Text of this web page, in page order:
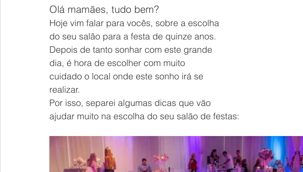
Olá mamães, tudo bem?
Hoje vim falar para vocês, sobre a escolha
do seu salão para a festa de quinze anos.
Depois de tanto sonhar com este grande
dia, é hora de escolher com muito
cuidado o local onde este sonho irá se
realizar.
Por isso, separei algumas dicas que vão
ajudar muito na escolha do seu salão de festas: